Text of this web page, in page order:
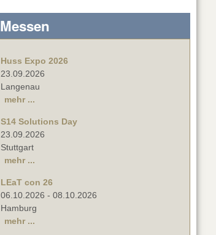
Messen
Huss Expo 2026
23.09.2026
Langenau
mehr ...
S14 Solutions Day
23.09.2026
Stuttgart
mehr ...
LEaT con 26
06.10.2026 - 08.10.2026
Hamburg
mehr ...